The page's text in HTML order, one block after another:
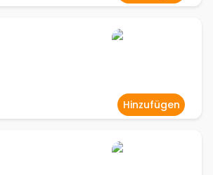
Hinzufügen